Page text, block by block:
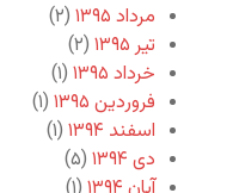
مرداد ۱۳۹۵
(۲)
تیر ۱۳۹۵
(۲)
خرداد ۱۳۹۵
(۱)
فروردین ۱۳۹۵
(۱)
اسفند ۱۳۹۴
(۱)
دی ۱۳۹۴
(۵)